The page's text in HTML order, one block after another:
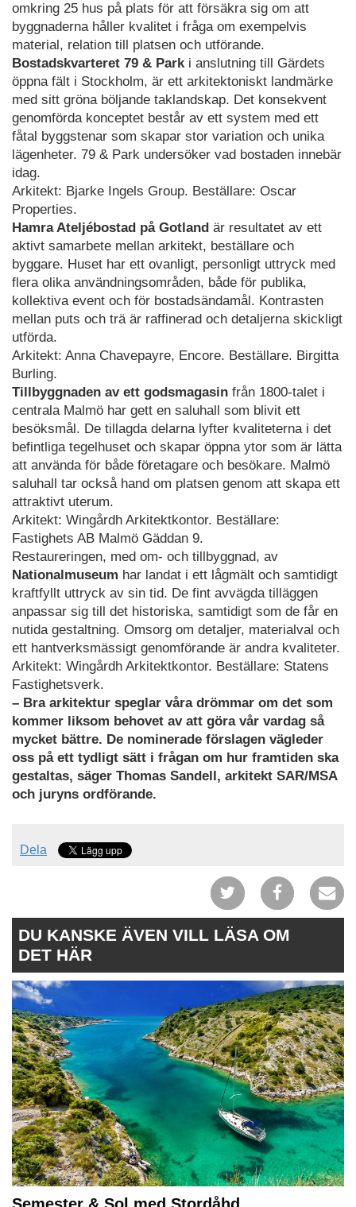
omkring 25 hus på plats för att försäkra sig om att
byggnaderna håller kvalitet i fråga om exempelvis
material, relation till platsen och utförande.
Bostadskvarteret 79 & Parki anslutning till Gärdets
öppna fält i Stockholm, är ett arkitektoniskt landmärke
med sitt gröna böljande taklandskap. Det konsekvent
genomförda konceptet består av ett system med ett
fåtal byggstenar som skapar stor variation och unika
lägenheter. 79 & Park undersöker vad bostaden innebär
idag.
Arkitekt: Bjarke Ingels Group. Beställare: Oscar
Properties.
Hamra Ateljébostad på Gotland är resultatet av ett
aktivt samarbete mellan arkitekt, beställare och
byggare. Huset har ett ovanligt, personligt uttryck med
flera olika användningsområden, både för publika,
kollektiva event och för bostadsändamål. Kontrasten
mellan puts och trä är raffinerad och detaljerna skickligt
utförda.
Arkitekt: Anna Chavepayre, Encore. Beställare. Birgitta
Burling.
Tillbyggnaden av ett godsmagasin från 1800-talet i
centrala Malmö har gett en saluhall som blivit ett
besöksmål. De tillagda delarna lyfter kvaliteterna i det
befintliga tegelhuset och skapar öppna ytor som är lätta
att använda för både företagare och besökare. Malmö
saluhall tar också hand om platsen genom att skapa ett
attraktivt uterum.
Arkitekt: Wingårdh Arkitektkontor. Beställare:
Fastighets AB Malmö Gäddan 9.
Restaureringen, med om- och tillbyggnad, av
Nationalmuseum har landat i ett lågmält och samtidigt
kraftfyllt uttryck av sin tid. De fint avvägda tilläggen
anpassar sig till det historiska, samtidigt som de får en
nutida gestaltning. Omsorg om detaljer, materialval och
ett hantverksmässigt genomförande är andra kvaliteter.
Arkitekt: Wingårdh Arkitektkontor. Beställare: Statens
Fastighetsverk.
– Bra arkitektur speglar våra drömmar om det som
kommer liksom behovet av att göra vår vardag så
mycket bättre. De nominerade förslagen vägleder
oss på ett tydligt sätt i frågan om hur framtiden ska
gestaltas, säger Thomas Sandell, arkitekt SAR/MSA
och juryns ordförande.
Dela
DU KANSKE ÄVEN VILL LÄSA OM
DET HÄR